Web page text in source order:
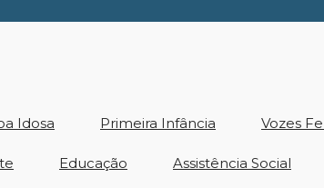
Idosa Primeira Infância Vozes
Educação Assistência Social